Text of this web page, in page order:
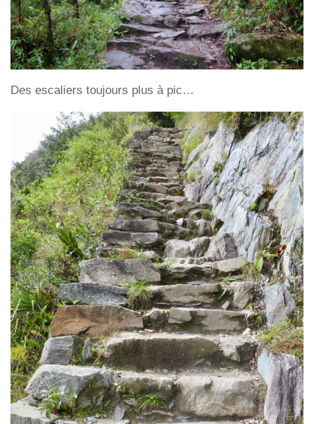
Des escaliers toujours plus à pic…